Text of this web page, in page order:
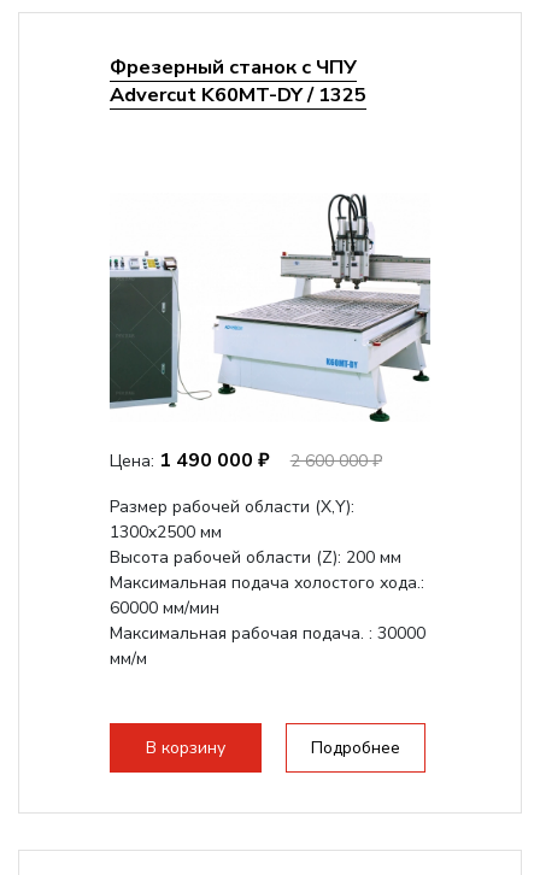
Фрезерный станок с ЧПУ
Advercut K60MT-DY / 1325
Цена: 1 490 000 ₽
2 600 000 ₽
Размер рабочей области (Х,Y):
1300x2500 мм
Высота рабочей области (Z): 200 мм
Максимальная подача холостого хода.:
60000 мм/мин
Максимальная рабочая подача. : 30000
мм/м
В корзину Подробнее